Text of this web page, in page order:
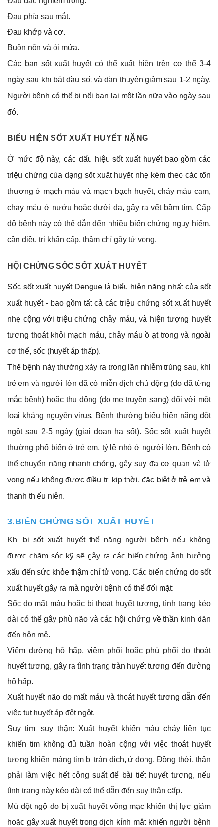
Đau phía sau mắt.
Đau khớp và cơ.
Buồn nôn và ói mửa.
Các ban sốt xuất huyết có thể xuất hiện trên cơ thể 3-4
ngày sau khi bắt đầu sốt và dần thuyên giảm sau 1-2 ngày.
Người bệnh có thể bị nổi ban lại một lần nữa vào ngày sau
đó.
BIỂU HIỆN SỐT XUẤT HUYẾT NẶNG
Ở mức độ này, các dấu hiệu sốt xuất huyết bao gồm các
triệu chứng của dạng sốt xuất huyết nhẹ kèm theo các tổn
thương ở mạch máu và mạch bạch huyết, chảy máu cam,
chảy máu ở nướu hoặc dưới da, gây ra vết bầm tím. Cấp
độ bệnh này có thể dẫn đến nhiều biến chứng nguy hiểm,
cần điều trị khẩn cấp, thậm chí gây tử vong.
HỘI CHỨNG SỐC SỐT XUẤT HUYẾT
Sốc sốt xuất huyết Dengue là biểu hiện nặng nhất của sốt
xuất huyết - bao gồm tất cả các triệu chứng sốt xuất huyết
nhẹ cộng với triệu chứng chảy máu, và hiện tượng huyết
tương thoát khỏi mạch máu, chảy máu ồ ạt trong và ngoài
cơ thể, sốc (huyết áp thấp).
Thể bệnh này thường xảy ra trong lần nhiễm trùng sau, khi
trẻ em và người lớn đã có miễn dịch chủ động (do đã từng
mắc bệnh) hoặc thụ động (do mẹ truyền sang) đối với một
loại kháng nguyên virus. Bệnh thường biểu hiện nặng đột
ngột sau 2-5 ngày (giai đoạn hạ sốt). Sốc sốt xuất huyết
thường phổ biến ở trẻ em, tỷ lệ nhỏ ở người lớn. Bệnh có
thể chuyển nặng nhanh chóng, gây suy đa cơ quan và tử
vong nếu không được điều trị kịp thời, đặc biệt ở trẻ em và
thanh thiếu niên.
3.BIẾN CHỨNG SỐT XUẤT HUYẾT
Khi bị sốt xuất huyết thể nặng người bệnh nếu không
được chăm sóc kỹ sẽ gây ra các biến chứng ảnh hưởng
xấu đến sức khỏe thậm chí tử vong. Các biến chứng do sốt
xuất huyết gây ra mà người bệnh có thể đối mặt:
Sốc do mất máu hoặc bị thoát huyết tương, tình trạng kéo
dài có thể gây phù não và các hội chứng về thần kinh dẫn
đến hôn mê.
Viêm đường hô hấp, viêm phổi hoặc phù phổi do thoát
huyết tương, gây ra tình trạng tràn huyết tương đến đường
hô hấp.
Xuất huyết não do mất máu và thoát huyết tương dẫn đến
việc tụt huyết áp đột ngột.
Suy tim, suy thận: Xuất huyết khiến máu chảy liên tục
khiến tim không đủ tuần hoàn cộng với việc thoát huyết
tương khiến màng tim bị tràn dịch, ứ đọng. Đồng thời, thận
phải làm việc hết công suất để bài tiết huyết tương, nếu
tình trạng này kéo dài có thể dẫn đến suy thận cấp.
Mù đột ngộ do bị xuất huyết võng mạc khiến thị lực giảm
hoặc gây xuất huyết trong dịch kính mắt khiến người bệnh